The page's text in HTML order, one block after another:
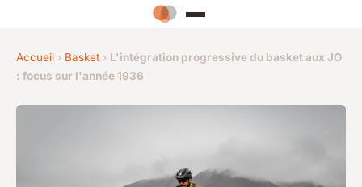
Accueil › Basket › L'intégration progressive du basket aux JO
: focus sur l'année 1936